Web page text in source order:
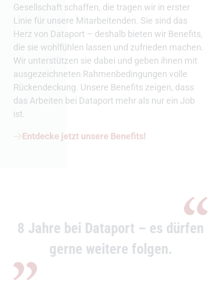
Gesellschaft schaffen, die tragen wir in erster
Linie für unsere Mitarbeitenden. Sie sind das
Herz von Dataport – deshalb bieten wir Benefits,
die sie wohlfühlen lassen und zufrieden machen.
Wir unterstützen sie dabei und geben ihnen mit
ausgezeichneten Rahmenbedingungen volle
Rückendeckung. Unsere Benefits zeigen, dass
das Arbeiten bei Dataport mehr als nur ein Job
ist.
Entdecke jetzt unsere Benefits!
8 Jahre bei Dataport – es dürfen
gerne weitere folgen.